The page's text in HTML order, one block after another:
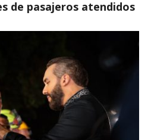
de pasajeros atendidos